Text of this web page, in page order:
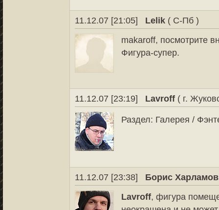
11.12.07 [21:05] Lelik ( С-Пб )
makaroff, посмотрите
Фигура-супер.
11.12.07 [23:19] Lavroff ( г.
Раздел: Галерея /
11.12.07 [23:38] Борис Харламов
Lavroff, фигура